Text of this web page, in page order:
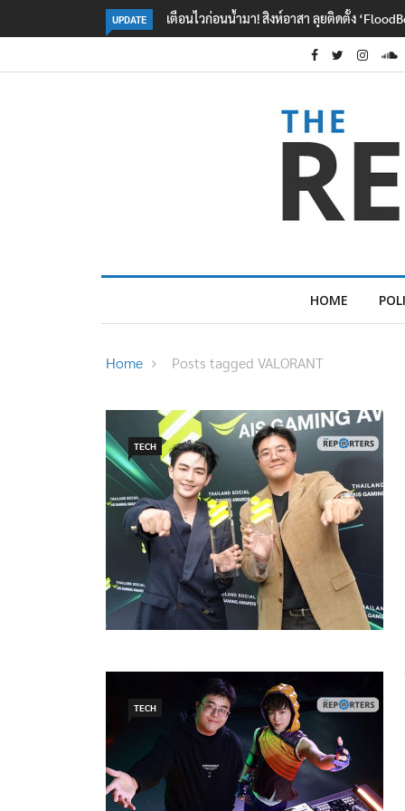
UPDATE
อาสา ลุยติดตั้ง ‘FloodBoy’ 10 จุดปลัด ทส. จ่อตั้งคณะทำงานร่วมแก้ปัญหาส
ข้ามพรมแดนไทย-เมียนมา
HOME
Home Posts tagged VALORANT
TECH
TECH